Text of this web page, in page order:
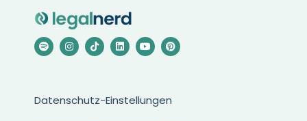
Datenschutz-Einstellungen